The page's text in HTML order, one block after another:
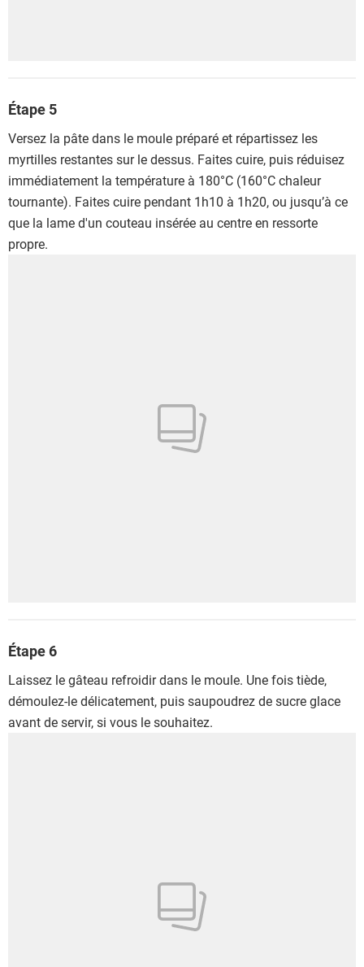
Étape 5
Versez la pâte dans le moule préparé et répartissez les
myrtilles restantes sur le dessus. Faites cuire, puis réduisez
immédiatement la température à 180°C (160°C chaleur
tournante). Faites cuire pendant 1h10 à 1h20, ou jusqu’à ce
que la lame d'un couteau insérée au centre en ressorte
propre.
Étape 6
Laissez le gâteau refroidir dans le moule. Une fois tiède,
démoulez-le délicatement, puis saupoudrez de sucre glace
avant de servir, si vous le souhaitez.